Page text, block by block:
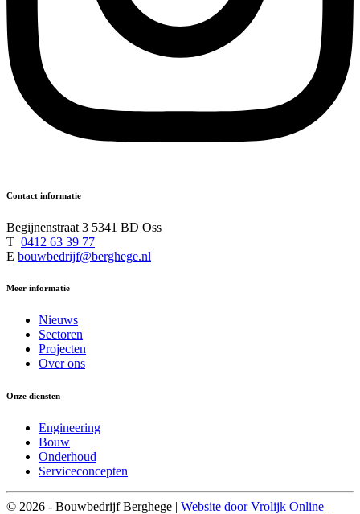
Contact informatie
Begijnenstraat 3 5341 BD Oss
T 0412 63 39 77
E bouwbedrijf@berghege.nl
Meer informatie
Nieuws
Sectoren
Projecten
Over ons
Onze diensten
Engineering
Bouw
Onderhoud
Serviceconcepten
© 2026 - Bouwbedrijf Berghege | Website door Vrolijk Online